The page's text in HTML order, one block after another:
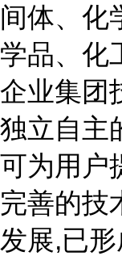
间体、化
学品、化
企业集团
独立自主
可为用户
完善的技
发展,已